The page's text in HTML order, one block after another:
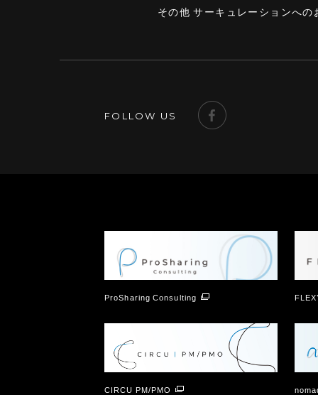
その他 サーキュレーションへの
FOLLOW US
ProSharing Consulting
CIRCU PM/PMO